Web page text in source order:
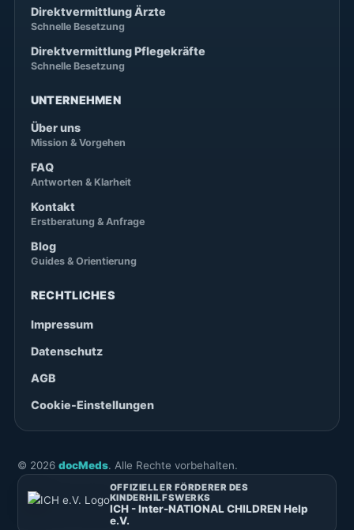
Direktvermittlung Ärzte
Schnelle Besetzung
Direktvermittlung Pflegekräfte
Schnelle Besetzung
UNTERNEHMEN
Über uns
Mission & Vorgehen
FAQ
Antworten & Klarheit
Kontakt
Erstberatung & Anfrage
Blog
Guides & Orientierung
RECHTLICHES
Impressum
Datenschutz
AGB
Cookie-Einstellungen
© 2026 docMeds. Alle Rechte vorbehalten.
OFFIZIELLER FÖRDERER DES
KINDERHILFSWERKS
ICH - Inter-NATIONAL CHILDREN Help
e.V.